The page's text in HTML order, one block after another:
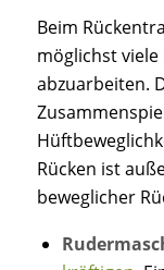
Beim
möglichst viele
abzuarbeiten.
Rücken ist
beweglicher